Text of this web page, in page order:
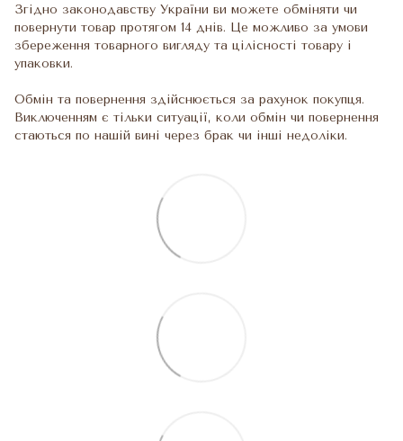
Згідно законодавству України ви можете обміняти чи
повернути товар протягом 14 днів. Це можливо за умови
збереження товарного вигляду та цілісності товару і
упаковки.
Обмін та повернення здійснюється за рахунок покупця.
Виключенням є тільки ситуації, коли обмін чи повернення
стаються по нашій вині через брак чи інші недоліки.